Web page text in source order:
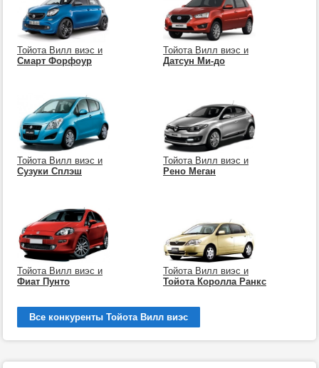
Тойота Вилл виэс и
Смарт Форфоур
Тойота Вилл виэс и
Датсун Ми-до
Тойота Вилл виэс и
Сузуки Сплэш
Тойота Вилл виэс и
Рено Меган
Тойота Вилл виэс и
Фиат Пунто
Тойота Вилл виэс и
Тойота Королла Ранкс
Все конкуренты Тойота Вилл виэс